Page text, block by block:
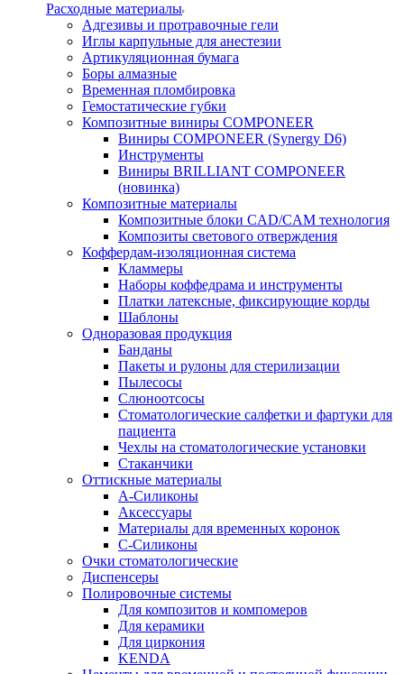
Расходные материалы
Адгезивы и протравочные гели
Иглы карпульные для анестезии
Артикуляционная бумага
Боры алмазные
Временная пломбировка
Гемостатические губки
Композитные виниры COMPONEER
Виниры COMPONEER (Synergy D6)
Инструменты
Виниры BRILLIANT COMPONEER
(новинка)
Композитные материалы
Композитные блоки CAD/СAM технология
Композиты светового отверждения
Коффердам-изоляционная система
Кламмеры
Наборы коффедрама и инструменты
Платки латексные, фиксирующие корды
Шаблоны
Одноразовая продукция
Банданы
Пакеты и рулоны для стерилизации
Пылесосы
Слюноотсосы
Стоматологические салфетки и фартуки для
пациента
Чехлы на стоматологические установки
Стаканчики
Оттискные материалы
А-Силиконы
Аксессуары
Материалы для временных коронок
С-Силиконы
Очки стоматологические
Диспенсеры
Полировочные системы
Для композитов и компомеров
Для керамики
Для циркония
KENDA